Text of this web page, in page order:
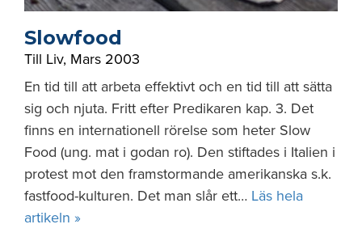
Slowfood
Till Liv, Mars 2003
En tid till att arbeta effektivt och en tid till att sätta
sig och njuta. Fritt efter Predikaren kap. 3. Det
finns en internationell rörelse som heter Slow
Food (ung. mat i godan ro). Den stiftades i Italien i
protest mot den framstormande amerikanska s.k.
fastfood-kulturen. Det man slår ett… Läs hela
artikeln »